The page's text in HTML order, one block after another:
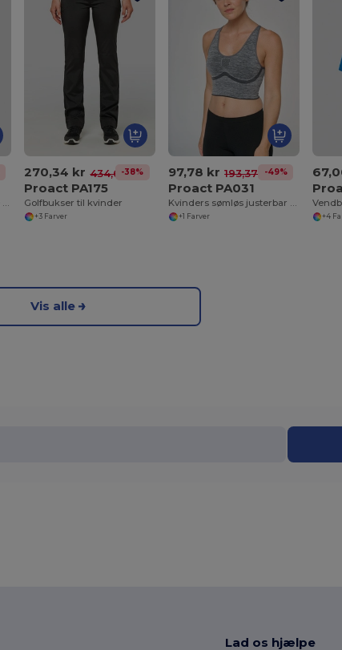
Dame poloshirt med korte ærmer
270,34 kr 434,68 kr
-38%
Proact PA175
Golfbukser til kvinder
+3 Farver
97,78 kr 193,37 kr-49%
Proact PA031
Kvinders sømløs justerbar bh
+1 Farver +4
Vis alle
Lad os hjælpe